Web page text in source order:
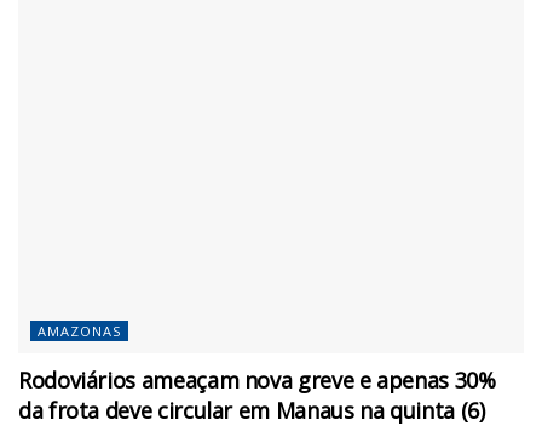
AMAZONAS
Rodoviários ameaçam nova greve e apenas 30%
da frota deve circular em Manaus na quinta (6)